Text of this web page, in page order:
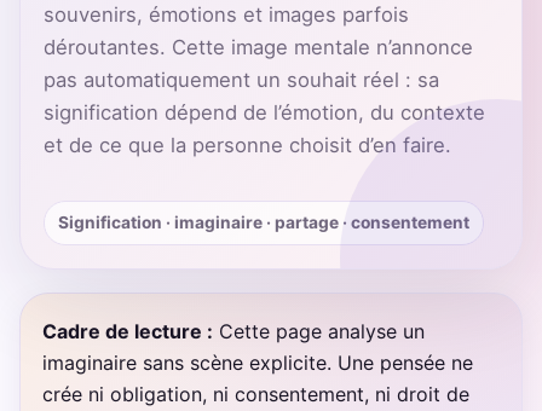
souvenirs, émotions et images parfois
déroutantes. Cette image mentale n’annonce
pas automatiquement un souhait réel : sa
signification dépend de l’émotion, du contexte
et de ce que la personne choisit d’en faire.
Signification · imaginaire · partage · consentement
Cadre de lecture : Cette page analyse un
imaginaire sans scène explicite. Une pensée ne
crée ni obligation, ni consentement, ni droit de